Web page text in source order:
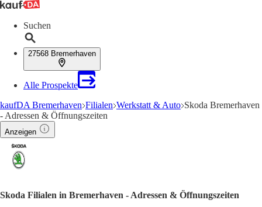
Suchen
27568 Bremerhaven
Alle Prospekte
kaufDA Bremerhaven Filialen Werkstatt & Auto Skoda Bremerhaven
- Adressen & Öffnungszeiten
Anzeigen
Skoda Filialen in Bremerhaven - Adressen & Öffnungszeiten